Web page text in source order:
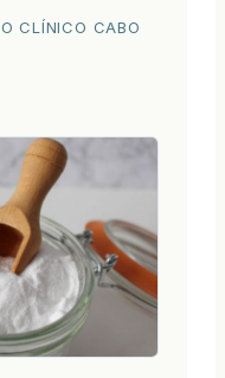
CLÍNICO CABO